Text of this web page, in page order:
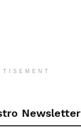
Newsletter